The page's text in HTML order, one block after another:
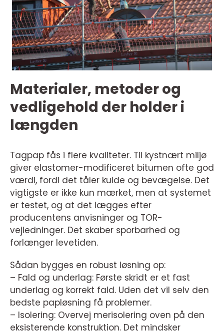
Materialer, metoder og
vedligehold der holder i
længden
Tagpap fås i flere kvaliteter. Til kystnært miljø
giver elastomer-modificeret bitumen ofte god
værdi, fordi det tåler kulde og bevægelse. Det
vigtigste er ikke kun mærket, men at systemet
er testet, og at det lægges efter
producentens anvisninger og TOR-
vejledninger. Det skaber sporbarhed og
forlænger levetiden.
Sådan bygges en robust løsning op:
– Fald og underlag: Første skridt er et fast
underlag og korrekt fald. Uden det vil selv den
bedste papløsning få problemer.
– Isolering: Overvej merisolering oven på den
eksisterende konstruktion. Det mindsker